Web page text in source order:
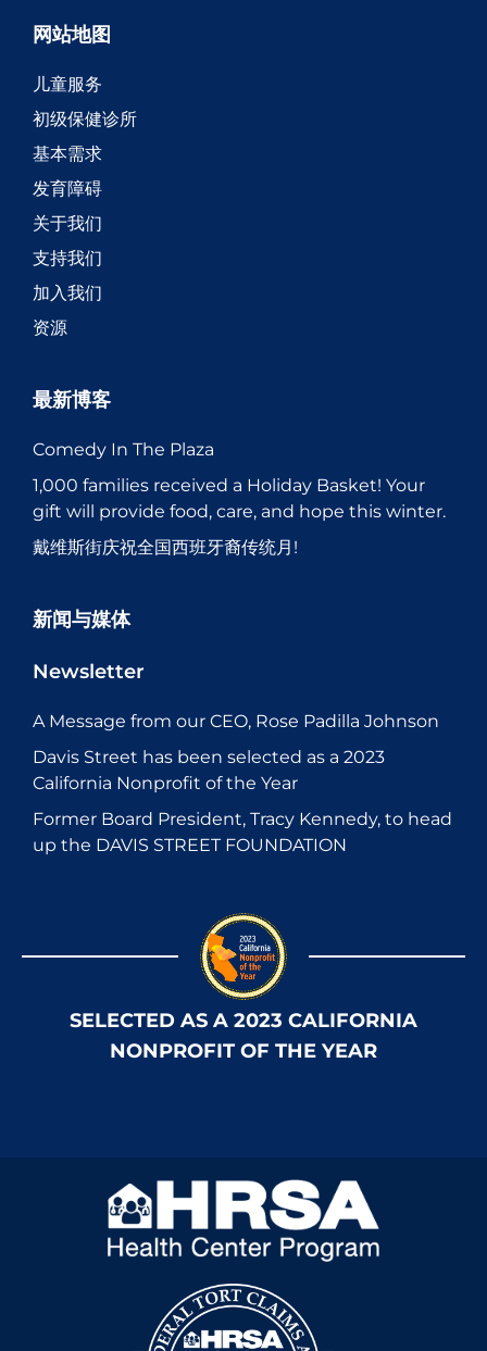
网站地图
儿童服务
初级保健诊所
基本需求
发育障碍
关于我们
支持我们
加入我们
资源
最新博客
Comedy In The Plaza
1,000 families received a Holiday Basket! Your
gift will provide food, care, and hope this winter.
戴维斯街庆祝全国西班牙裔传统月!
新闻与媒体
Newsletter
A Message from our CEO, Rose Padilla Johnson
Davis Street has been selected as a 2023
California Nonprofit of the Year
Former Board President, Tracy Kennedy, to head
up the DAVIS STREET FOUNDATION
SELECTED AS A 2023 CALIFORNIA
NONPROFIT OF THE YEAR